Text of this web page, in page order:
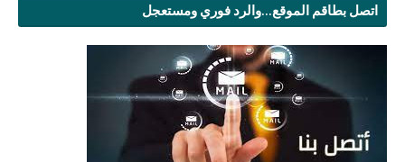
اتصل بطاقم الموقع...والرد فوري ومستعجل